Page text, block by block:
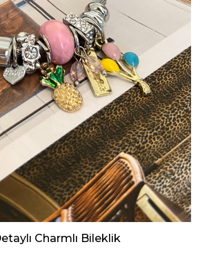
Charmlı Bileklik